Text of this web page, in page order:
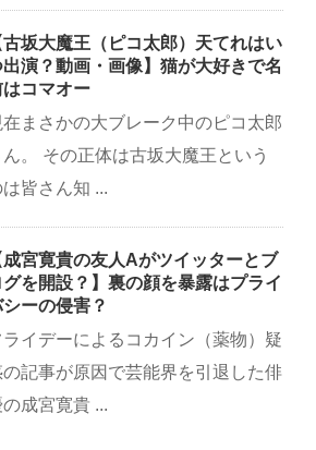
古坂大魔王（ピコ太郎）天てれはい
出演？動画・画像】猫が大好きで名
はコマオー
在まさかの大ブレーク中のピコ太郎
ん。 その正体は古坂大魔王という
皆さん知 ...
成宮寛貴の友人Aがツイッターとブ
グを開設？】裏の顔を暴露はプライ
ーの侵害？
ライデーによるコカイン（薬物）疑
の記事が原因で芸能界を引退した俳
成宮寛貴 ...